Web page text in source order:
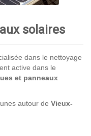
solaires
dans le nettoyage
active dans le
et panneaux
autour de Vieux-